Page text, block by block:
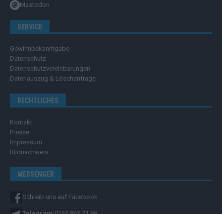
Mastodon
SERVICE
Gewinnbekanntgabe
Datenschutz
Datenschutzvereinbarungen
Datenauszug & Löschanfrage
RECHTLICHES
Kontakt
Presse
Impressum
Bildnachweis
MESSENGER
Schreib uns auf Facebook